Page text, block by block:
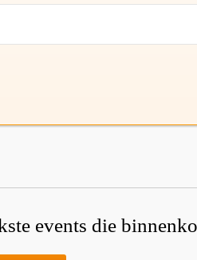
events die